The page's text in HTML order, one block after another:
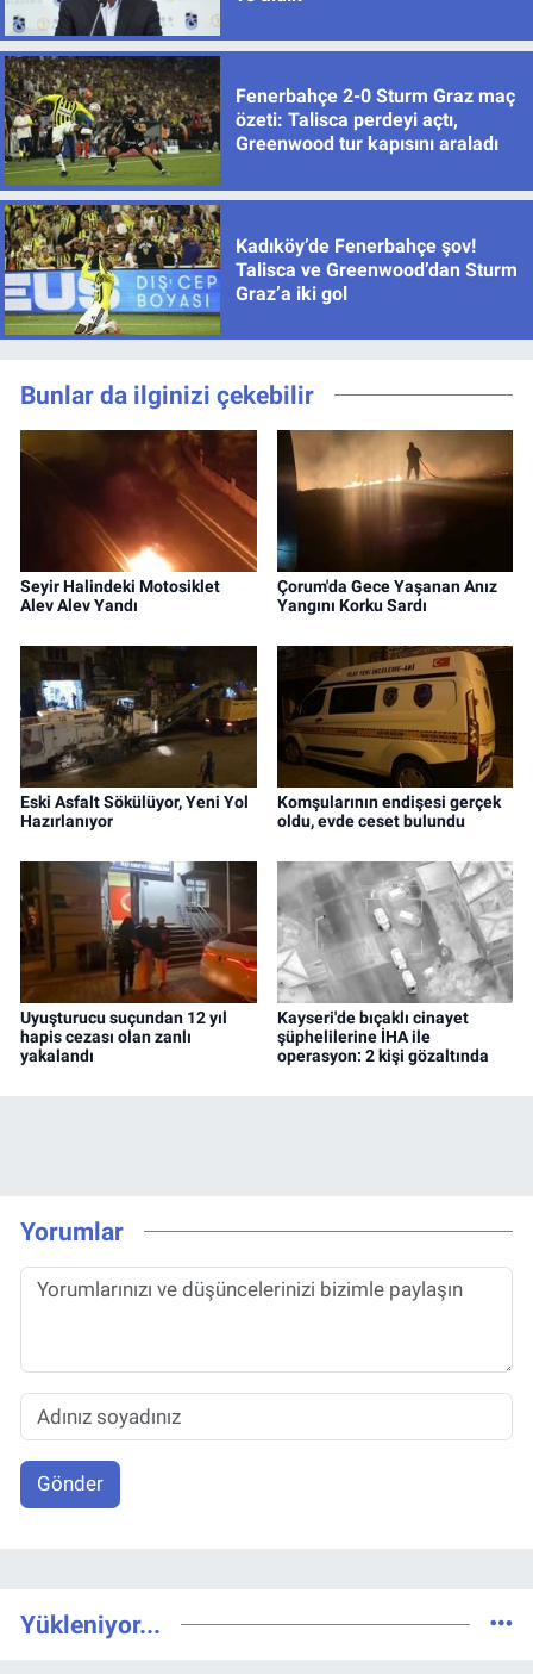
Fenerbahçe 2-0 Sturm Graz maç
özeti: Talisca perdeyi açtı,
Greenwood tur kapısını araladı
Kadıköy’de Fenerbahçe şov!
Talisca ve Greenwood’dan Sturm
Graz’a iki gol
Bunlar da ilginizi çekebilir
Seyir Halindeki Motosiklet
Alev Alev Yandı
Çorum'da Gece Yaşanan Anız
Yangını Korku Sardı
Eski Asfalt Sökülüyor, Yeni Yol
Hazırlanıyor
Komşularının endişesi gerçek
oldu, evde ceset bulundu
Uyuşturucu suçundan 12 yıl
hapis cezası olan zanlı
yakalandı
Kayseri'de bıçaklı cinayet
şüphelilerine İHA ile
operasyon: 2 kişi gözaltında
Yorumlar
Gönder
Yükleniyor...